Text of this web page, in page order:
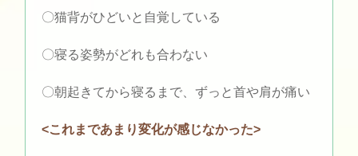
〇猫背がひどいと自覚している
〇寝る姿勢がどれも合わない
〇朝起きてから寝るまで、ずっと首や肩が痛い
<これまであまり変化が感じなかった>